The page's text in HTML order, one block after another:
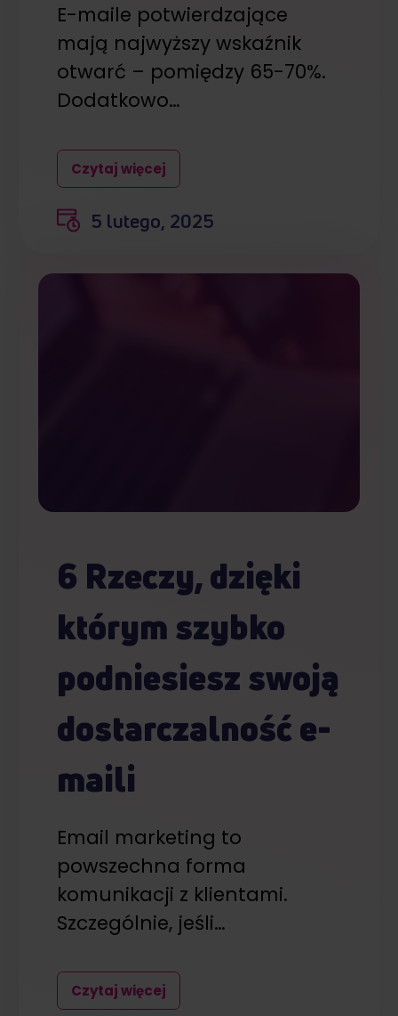
E-maile potwierdzające
mają najwyższy wskaźnik
otwarć – pomiędzy 65-70%.
Dodatkowo…
Czytaj więcej
5 lutego, 2025
6 Rzeczy, dzięki
którym szybko
podniesiesz swoją
dostarczalność e-
maili
Email marketing to
powszechna forma
komunikacji z klientami.
Szczególnie, jeśli…
Czytaj więcej